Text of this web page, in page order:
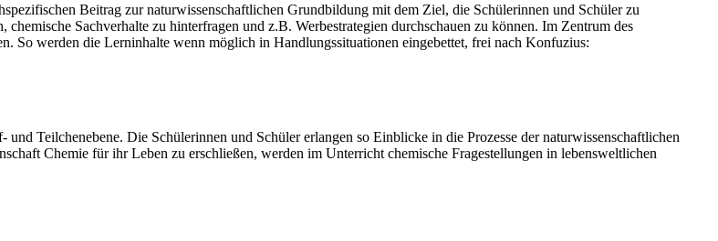
Beitrag zur naturwissenschaftlichen Grundbildung mit dem Ziel, die Schülerinnen und Schüler zu
Sachverhalte zu hinterfragen und z.B. Werbestrategien durchschauen zu können. Im Zentrum des
So werden die Lerninhalte wenn möglich in Handlungssituationen eingebettet, frei nach Konfuzius:
Teilchenebene. Die Schülerinnen und Schüler erlangen so Einblicke in die Prozesse der naturwissenschaftlichen
Chemie für ihr Leben zu erschließen, werden im Unterricht chemische Fragestellungen in lebensweltlichen